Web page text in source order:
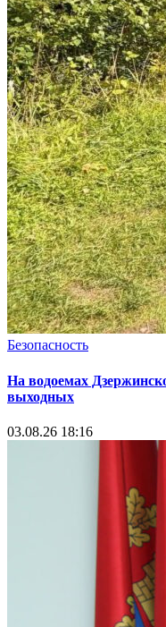
Безопасность
На водоемах
выходных
03.08.26 18:16